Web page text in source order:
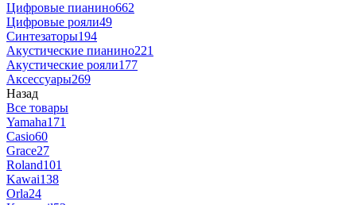
Цифровые пианино662
Цифровые рояли49
Синтезаторы194
Акустические пианино221
Акустические рояли177
Аксессуары269
Назад
Все товары
Yamaha171
Casio60
Grace27
Roland101
Kawai138
Orla24